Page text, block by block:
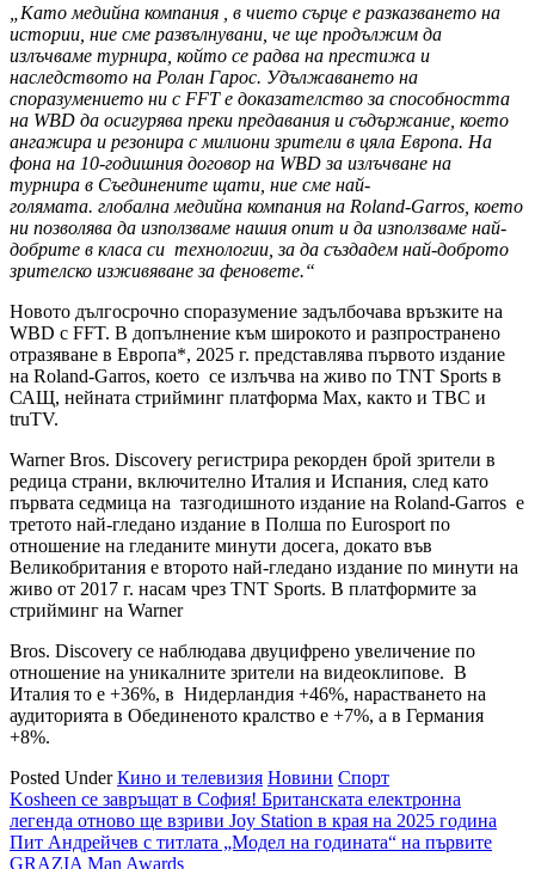
„Като медийна компания , в чието сърце е разказването на
истории, ние сме развълнувани, че ще продължим да
излъчваме турнира, който се радва на престижа и
наследството на Ролан Гарос. Удължаването на
споразумението ни с FFT е доказателство за способността
на WBD да осигурява преки предавания и съдържание, което
ангажира и резонира с милиони зрители в цяла Европа. На
фона на 10-годишния договор на WBD за излъчване на
турнира в Съединените щати, ние сме най-
голямата. глобална медийна компания на Roland-Garros, което
ни позволява да използваме нашия опит и да използваме най-
добрите в класа си технологии, за да създадем най-доброто
зрителско изживяване за феновете.“
Новото дългосрочно споразумение задълбочава връзките на
WBD с FFT. В допълнение към широкото и разпространено
отразяване в Европа*, 2025 г. представлява първото издание
на Roland-Garros, което се излъчва на живо по TNT Sports в
САЩ, нейната стрийминг платформа Max, както и TBC и
truTV.
Warner Bros. Discovery регистрира рекорден брой зрители в
редица страни, включително Италия и Испания, след като
първата седмица на тазгодишното издание на Roland-Garros е
третото най-гледано издание в Полша по Eurosport по
отношение на гледаните минути досега, докато във
Великобритания е второто най-гледано издание по минути на
живо от 2017 г. насам чрез TNT Sports. В платформите за
стрийминг на Warner
Bros. Discovery се наблюдава двуцифрено увеличение по
отношение на уникалните зрители на видеоклипове. В
Италия то е +36%, в Нидерландия +46%, нарастването на
аудиторията в Обединеното кралство е +7%, а в Германия
+8%.
Posted UnderКино и телевизия Новини Спорт
Навигация
Kosheen се завръщат в София! Британската електронна
легенда отново ще взриви Joy Station в края на 2025 година
Пит Андрейчев с титлата „Модел на годината“ на първите
GRAZIA Man Awards